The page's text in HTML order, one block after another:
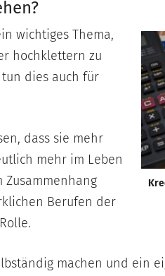
wichtiges Thema,
hochklettern zu
dies auch für
dass sie mehr
mehr im Leben
Berufen der
machen und ein